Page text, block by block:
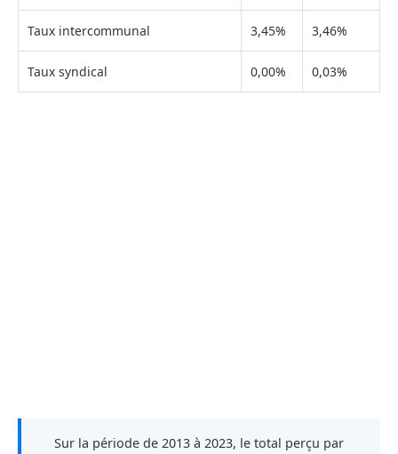
Taux intercommunal 3,45% 3,46%
Taux syndical 0,00% 0,03%
Sur la période de 2013 à 2023, le total perçu par